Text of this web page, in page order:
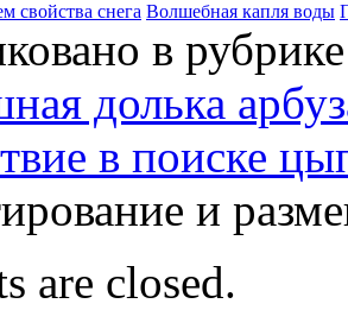
свойства снега Волшебная капля воды
в
долька
в поиске
и
are closed.